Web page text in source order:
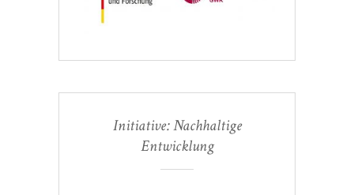
Initiative: Nachhaltige
Entwicklung